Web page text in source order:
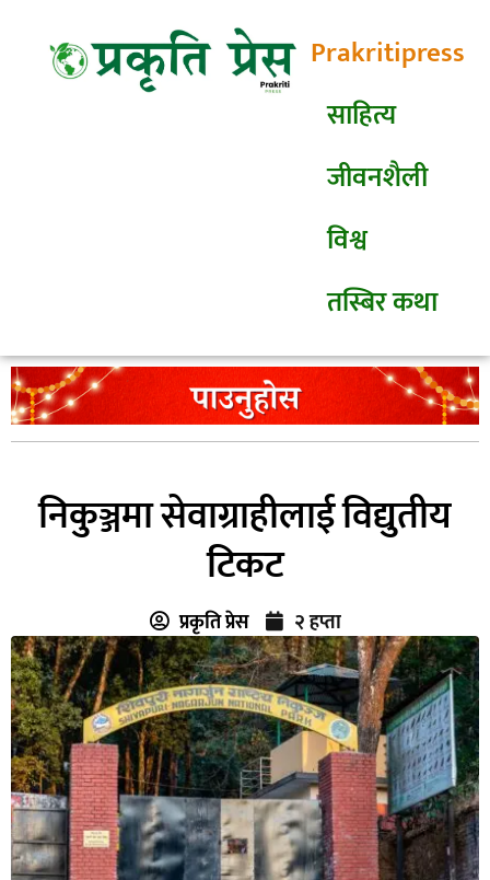
Prakritipress
साहित्य
जीवनशैली
विश्व
तस्बिर कथा
निकुञ्जमा सेवाग्राहीलाई विद्युतीय
टिकट
प्रकृति प्रेस २ हप्ता